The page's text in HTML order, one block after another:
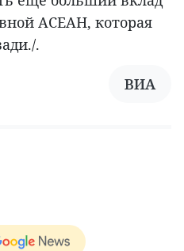
АСЕАН, которая
.
ВИА